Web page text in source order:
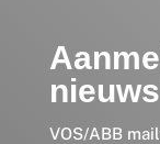
VOS/ABB